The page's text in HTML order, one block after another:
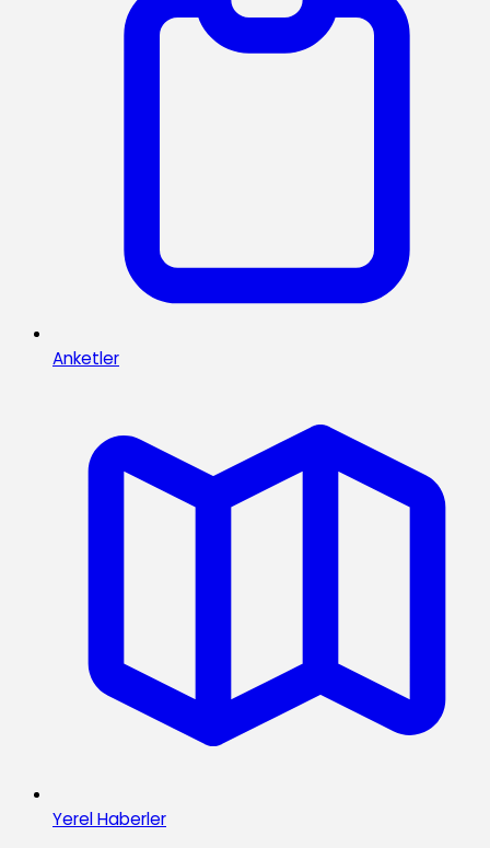
Anketler
Yerel Haberler